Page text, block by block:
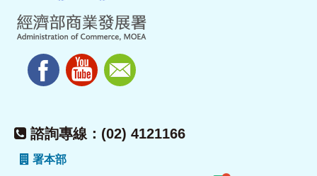
諮詢專線：(02) 4121166
署本部